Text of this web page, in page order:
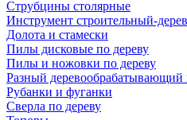
Струбцины столярные
Инструмент строительный-
Долота и стамески
Пилы дисковые по дереву
Пилы и ножовки по дереву
Разный деревообрабатывающий
Рубанки и фуганки
Сверла по дереву